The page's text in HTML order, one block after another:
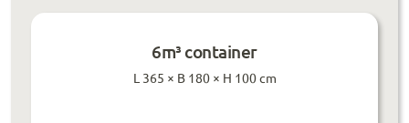
6m³ container
L 365 × B 180 × H 100 cm